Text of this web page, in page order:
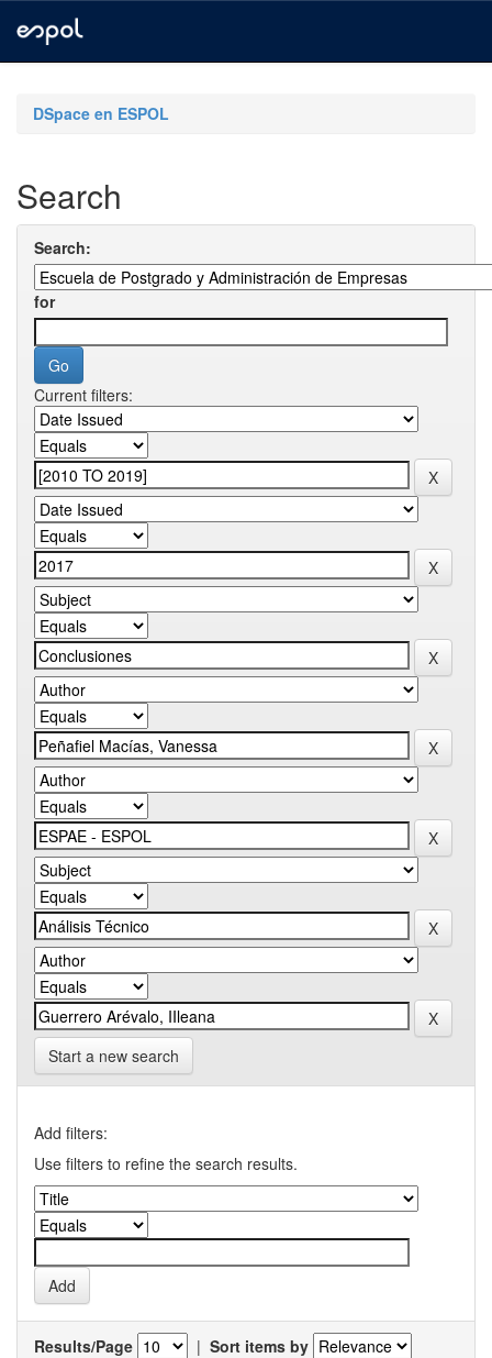
navigationDSpace en ESPOL
Search
Search:
for
Current filters:
Start a new search
Add filters:
Use filters to refine the search results.
Results/Page | Sort items by